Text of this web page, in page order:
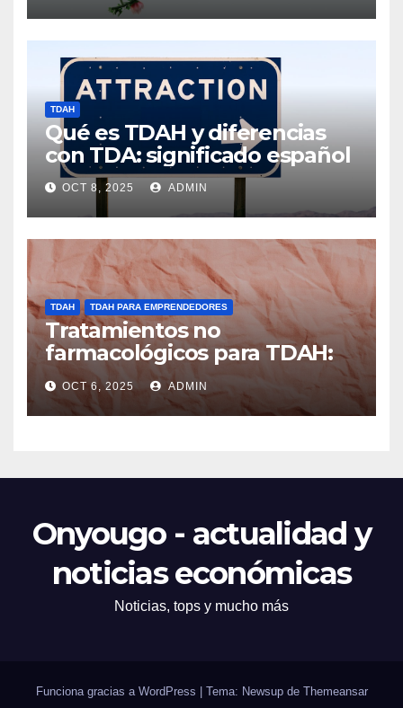
TDAH
Qué es TDAH y diferencias
con TDA: significado español
OCT 8, 2025 ADMIN
TDAH TDAH PARA EMPRENDEDORES
Tratamientos no
farmacológicos para TDAH:
opciones prácticas
OCT 6, 2025 ADMIN
Onyougo - actualidad y
noticias económicas
Noticias, tops y mucho más
Funciona gracias a WordPress Tema: Newsup de Themeansar